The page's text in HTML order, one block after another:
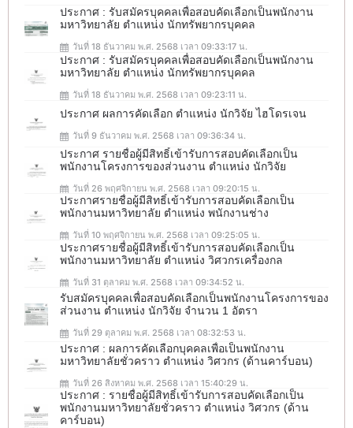
ประกาศ : รับสมัครบุคคลเพื่อสอบคัดเลือกเป็นพนักงาน
มหาวิทยาลัย ตำแหน่ง นักทรัพยากรบุคคล
วันที่ 18 ธันวาคม พ.ศ. 2568 เวลา 09:33:17 น.
ประกาศ : รับสมัครบุคคลเพื่อสอบคัดเลือกเป็นพนักงาน
มหาวิทยาลัย ตำแหน่ง นักทรัพยากรบุคคล
วันที่ 18 ธันวาคม พ.ศ. 2568 เวลา 09:23:11 น.
ประกาศ ผลการคัดเลือก ตำแหน่ง นักวิจัย ไฮโดรเจน
วันที่ 9 ธันวาคม พ.ศ. 2568 เวลา 09:36:34 น.
ประกาศ รายชื่อผู้มีสิทธิ์เข้ารับการสอบคัดเลือกเป็น
พนักงานโครงการของส่วนงาน ตำแหน่ง นักวิจัย
วันที่ 26 พฤศจิกายน พ.ศ. 2568 เวลา 09:20:15 น.
ประกาศรายชื่อผู้มีสิทธิ์เข้ารับการสอบคัดเลือกเป็น
พนักงานมหาวิทยาลัย ตำแหน่ง พนักงานช่าง
วันที่ 10 พฤศจิกายน พ.ศ. 2568 เวลา 09:25:05 น.
ประกาศรายชื่อผู้มีสิทธิ์เข้ารับการสอบคัดเลือกเป็น
พนักงานมหาวิทยาลัย ตำแหน่ง วิศวกรเครื่องกล
วันที่ 31 ตุลาคม พ.ศ. 2568 เวลา 09:34:52 น.
รับสมัครบุคคลเพื่อสอบคัดเลือกเป็นพนักงานโครงการของ
ส่วนงาน ตำแหน่ง นักวิจัย จำนวน 1 อัตรา
วันที่ 29 ตุลาคม พ.ศ. 2568 เวลา 08:32:53 น.
ประกาศ : ผลการคัดเลือกบุคคลเพื่อเป็นพนักงาน
มหาวิทยาลัยชั่วคราว ตำแหน่ง วิศวกร (ด้านคาร์บอน)
วันที่ 26 สิงหาคม พ.ศ. 2568 เวลา 15:40:29 น.
ประกาศ : รายชื่อผู้มีสิทธิ์เข้ารับการสอบคัดเลือกเป็น
พนักงานมหาวิทยาลัยชั่วคราว ตำแหน่ง วิศวกร (ด้าน
คาร์บอน)